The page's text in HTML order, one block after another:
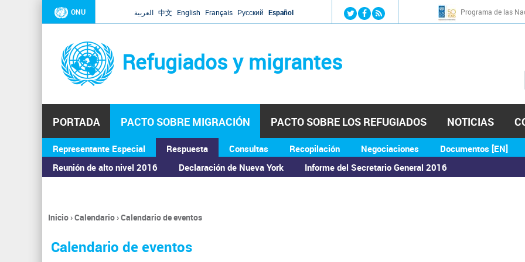
Jump to navigation
ONU العربية 中文 English Français Русский Español Programa de las
Refugiados y migrantes
PORTADA PACTO SOBRE MIGRACIÓN
Representante Especial
Respuesta
Reunión de alto nivel 2016
Declaración de Nueva York Informe del Secretario General 2016
Consultas Recopilación Negociaciones Documentos [EN]
PACTO SOBRE LOS REFUGIADOS NOTICIAS
ASAMBLEA GENERAL
Se
encuentra
usted
Inicio›Calendario›Calendario de eventos
Calendario de eventos